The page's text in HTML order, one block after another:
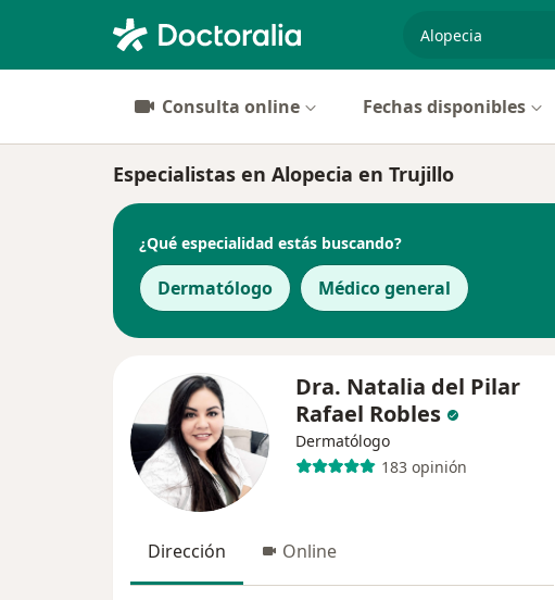
Consulta online Fechas disponibles
Especialistas en Alopecia en Trujillo
¿Qué especialidad estás buscando?
Dermatólogo Médico general
Dra. Natalia del Pilar
Rafael Robles
Dermatólogo
183 opinión
Dirección Online